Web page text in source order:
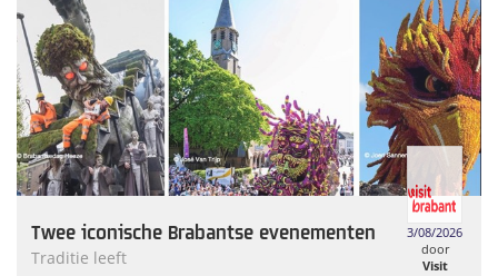
Twee iconische Brabantse evenementen
Traditie leeft
3/08/2026
door
Visit